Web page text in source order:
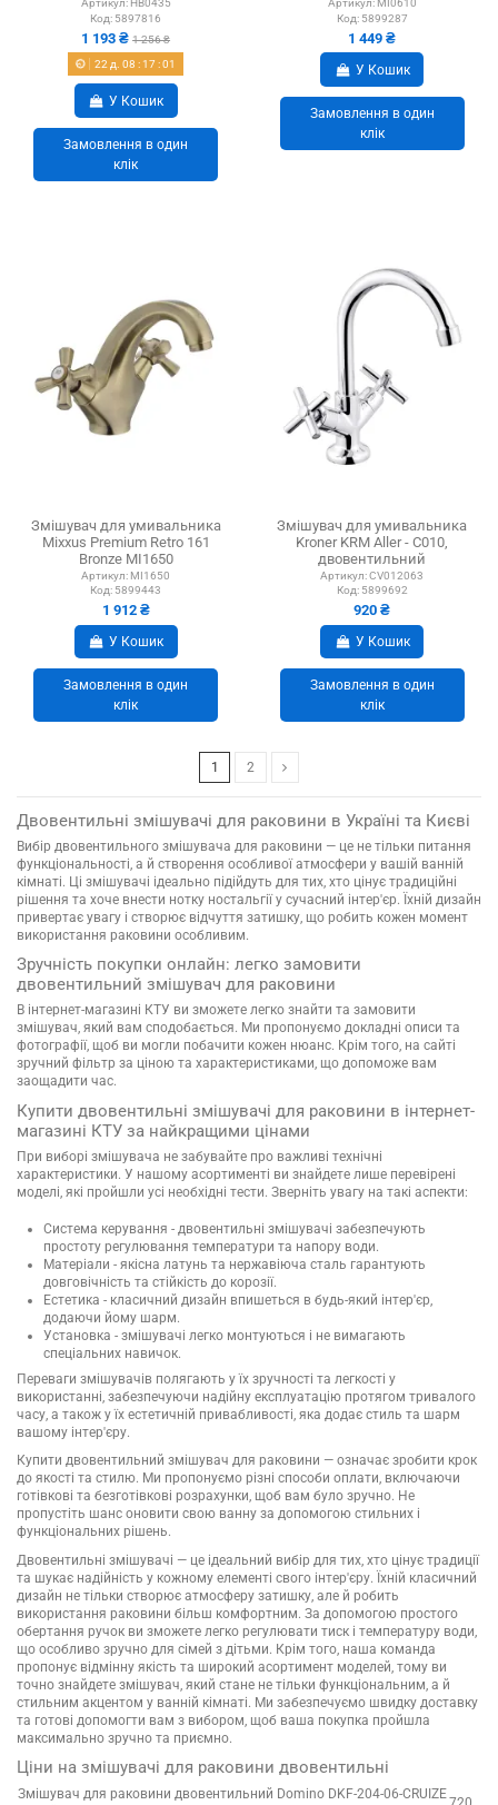
Артикул: HB0435
Код: 5897816
1 193 ₴1 256 ₴
22 д. 08 : 17:01
У Кошик
Замовлення в один
клік
Артикул: MI0610
Код: 5899287
1 449 ₴
У Кошик
Замовлення в один
клік
Змішувач для умивальника
Mixxus Premium Retro 161
Bronze MI1650
двовентильний
Артикул: MI1650
Код: 5899443
1 912 ₴
У Кошик
Замовлення в один
клік
Змішувач для умивальника
Kroner KRM Aller - C010,
двовентильний
Артикул: CV012063
Код: 5899692
920 ₴
У Кошик
Замовлення в один
клік
1 2
Двовентильні змішувачі для раковини в Україні та Києві
Вибір двовентильного змішувача для раковини — це не тільки питання
функціональності, а й створення особливої ​​атмосфери у вашій ванній
кімнаті. Ці змішувачі ідеально підійдуть для тих, хто цінує традиційні
рішення та хоче внести нотку ностальгії у сучасний інтер'єр. Їхній дизайн
привертає увагу і створює відчуття затишку, що робить кожен момент
використання раковини особливим.
Зручність покупки онлайн: легко замовити
двовентильний змішувач для раковини
В інтернет-магазині КТУ ви зможете легко знайти та замовити
змішувач, який вам сподобається. Ми пропонуємо докладні описи та
фотографії, щоб ви могли побачити кожен нюанс. Крім того, на сайті
зручний фільтр за ціною та характеристиками, що допоможе вам
заощадити час.
Купити двовентильні змішувачі для раковини в інтернет-
магазині КТУ за найкращими цінами
При виборі змішувача не забувайте про важливі технічні
характеристики. У нашому асортименті ви знайдете лише перевірені
моделі, які пройшли усі необхідні тести. Зверніть увагу на такі аспекти:
Система керування - двовентильні змішувачі забезпечують
простоту регулювання температури та напору води.
Матеріали - якісна латунь та нержавіюча сталь гарантують
довговічність та стійкість до корозії.
Естетика - класичний дизайн впишеться в будь-який інтер'єр,
додаючи йому шарм.
Установка - змішувачі легко монтуються і не вимагають
спеціальних навичок.
Переваги змішувачів полягають у їх зручності та легкості у
використанні, забезпечуючи надійну експлуатацію протягом тривалого
часу, а також у їх естетичній привабливості, яка додає стиль та шарм
вашому інтер'єру.
Купити двовентильний змішувач для раковини — означає зробити крок
до якості та стилю. Ми пропонуємо різні способи оплати, включаючи
готівкові та безготівкові розрахунки, щоб вам було зручно. Не
пропустіть шанс оновити свою ванну за допомогою стильних і
функціональних рішень.
Двовентильні змішувачі — це ідеальний вибір для тих, хто цінує традиції
та шукає надійність у кожному елементі свого інтер'єру. Їхній класичний
дизайн не тільки створює атмосферу затишку, але й робить
використання раковини більш комфортним. За допомогою простого
обертання ручок ви зможете легко регулювати тиск і температуру води,
що особливо зручно для сімей з дітьми. Крім того, наша команда
пропонує відмінну якість та широкий асортимент моделей, тому ви
точно знайдете змішувач, який стане не тільки функціональним, а й
стильним акцентом у ванній кімнаті. Ми забезпечуємо швидку доставку
та готові допомогти вам з вибором, щоб ваша покупка пройшла
максимально зручно та приємно.
Ціни на змішувачі для раковини двовентильні
Змішувач для раковини двовентильний Domino DKF-204-06-CRUIZE